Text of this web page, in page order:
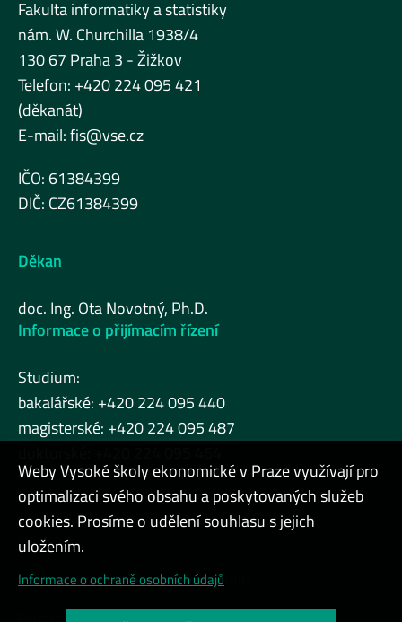
Fakulta informatiky a statistiky
nám. W. Churchilla 1938/4
130 67 Praha 3 - Žižkov
Telefon: +420 224 095 421
(děkanát)
E-mail:fis@vse.cz
IČO: 61384399
DIČ: CZ61384399
Děkan
doc. Ing. Ota Novotný, Ph.D.
Informace o přijímacím řízení
Studium:
bakalářské: +420 224 095 440
magisterské: +420 224 095 487
Admin
Cookies a ochrana osobních údajů
Weby Vysoké školy ekonomické v Praze využívají pro
optimalizaci svého obsahu a poskytovaných služeb
cookies. Prosíme o udělení souhlasu s jejich
uložením.
Informace o ochraně osobních údajů